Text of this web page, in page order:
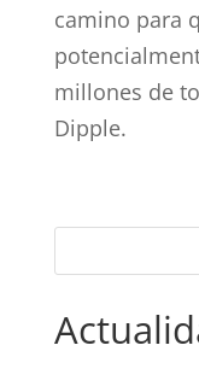
camino para
millones de
Dipple.